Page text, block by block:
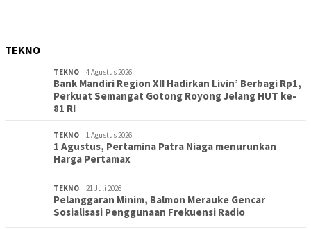
TEKNO
TEKNO 4 Agustus 2026
Bank Mandiri Region XII Hadirkan Livin’ Berbagi Rp1,
Perkuat Semangat Gotong Royong Jelang HUT ke-
81 RI
TEKNO 1 Agustus 2026
1 Agustus, Pertamina Patra Niaga menurunkan
Harga Pertamax
TEKNO 21 Juli 2026
Pelanggaran Minim, Balmon Merauke Gencar
Sosialisasi Penggunaan Frekuensi Radio